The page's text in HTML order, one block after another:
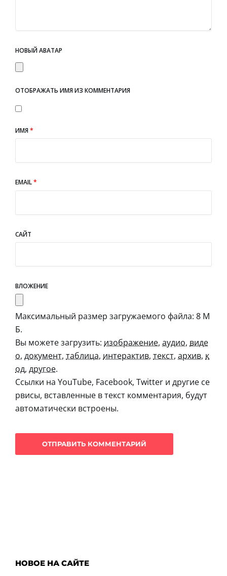
НОВЫЙ АВАТАР
ОТОБРАЖАТЬ ИМЯ ИЗ КОММЕНТАРИЯ
ИМЯ*
EMAIL*
САЙТ
ВЛОЖЕНИЕ
Максимальный размер загружаемого файла: 8 М
Б.
Вы можете загрузить: изображение, аудио, виде
о, документ, таблица, интерактив, текст, архив, к
од, другое.
Ссылки на YouTube, Facebook, Twitter и другие се
рвисы, вставленные в текст комментария, будут
автоматически встроены.
НОВОЕ НА САЙТЕ